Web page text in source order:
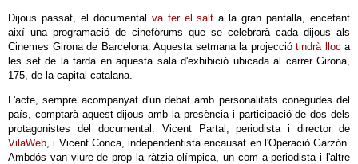
Dijous passat, el documental va fer el salt a la gran pantalla, encetant
així una programació de cinefòrums que se celebrarà cada dijous als
Cinemes Girona de Barcelona. Aquesta setmana la projecció tindrà lloc a
les set de la tarda en aquesta sala d'exhibició ubicada al carrer Girona,
175, de la capital catalana.
L'acte, sempre acompanyat d'un debat amb personalitats conegudes del
país, comptarà aquest dijous amb la presència i participació de dos dels
protagonistes del documental: Vicent Partal, periodista i director de
VilaWeb, i Vicent Conca, independentista encausat en l'Operació Garzón.
Ambdós van viure de prop la ràtzia olímpica, un com a periodista i l'altre